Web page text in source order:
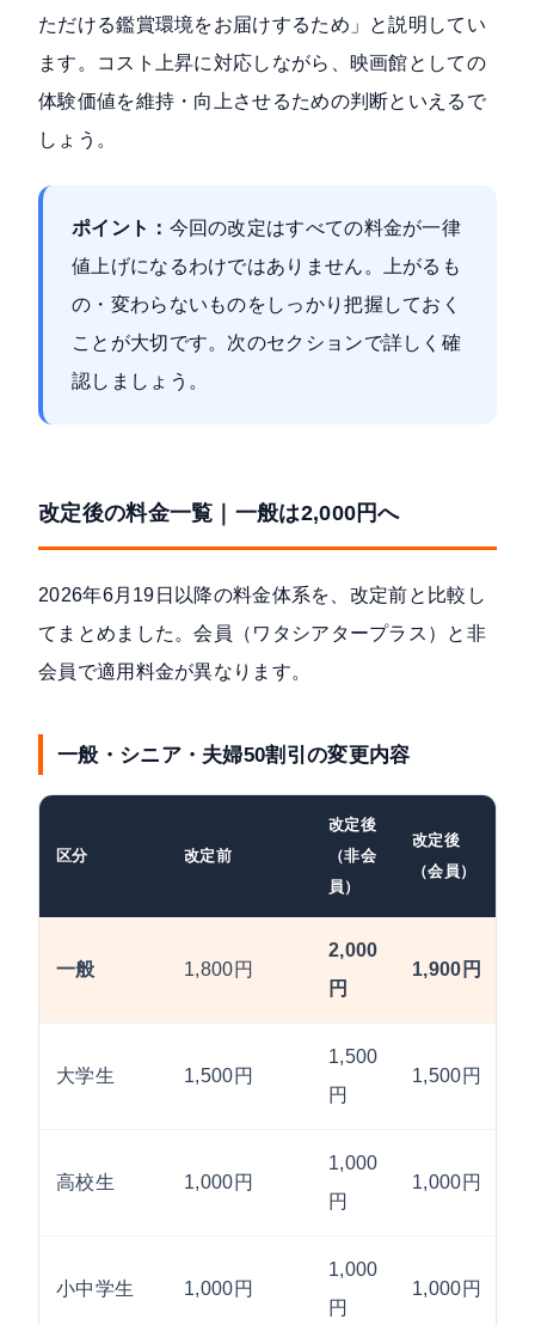
ただける鑑賞環境をお届けするため」と説明してい
ます。コスト上昇に対応しながら、映画館としての
体験価値を維持・向上させるための判断といえるで
しょう。
ポイント： 今回の改定はすべての料金が一律
値上げになるわけではありません。上がるも
の・変わらないものをしっかり把握しておく
ことが大切です。次のセクションで詳しく確
認しましょう。
改定後の料金一覧｜一般は2,000円へ
2026年6月19日以降の料金体系を、改定前と比較し
てまとめました。会員（ワタシアタープラス）と非
会員で適用料金が異なります。
一般・シニア・夫婦50割引の変更内容
区分 改定前
改定後
（非会
員）
改定後
（会員）
一般 1,800円
2,000
円
1,900円
大学生 1,500円
1,500
円
1,500円
高校生 1,000円
1,000
円
1,000円
小中学生 1,000円
1,000
円
1,000円